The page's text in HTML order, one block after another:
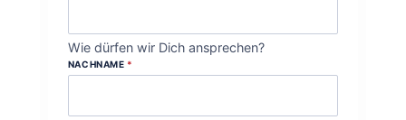
Wie dürfen wir Dich ansprechen?
NACHNAME *